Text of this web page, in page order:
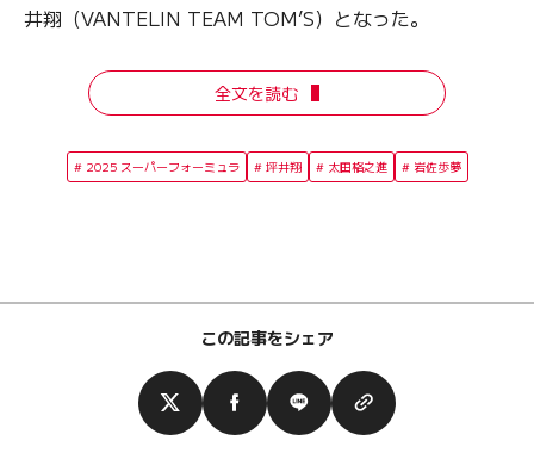
井翔（VANTELIN TEAM TOM’S）となった。
全文を読む
2025 スーパーフォーミュラ 坪井翔 太田格之進 岩佐歩夢
この記事をシェア